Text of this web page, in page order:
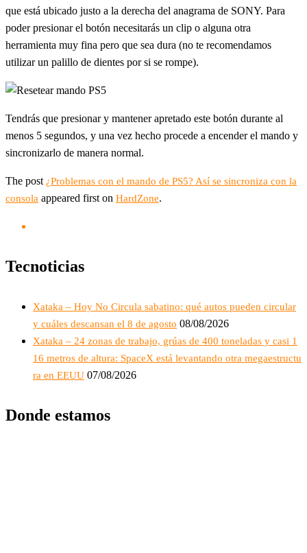
que está ubicado justo a la derecha del anagrama de SONY. Para
poder presionar el botón necesitarás un clip o alguna otra
herramienta muy fina pero que sea dura (no te recomendamos
utilizar un palillo de dientes por si se rompe).
Tendrás que presionar y mantener apretado este botón durante al
menos 5 segundos, y una vez hecho procede a encender el mando y
sincronizarlo de manera normal.
The post ¿Problemas con el mando de PS5? Así se sincroniza con la
consola appeared first on HardZone.
Tecnoticias
Xataka – Hoy No Circula sabatino: qué autos pueden circular
y cuáles descansan el 8 de agosto 08/08/2026
Xataka – 24 zonas de trabajo, grúas de 400 toneladas y casi 1
16 metros de altura: SpaceX está levantando otra megaestructu
ra en EEUU 07/08/2026
Donde estamos